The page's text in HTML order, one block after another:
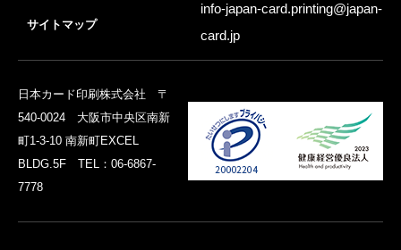
サイトマップ
info-japan-card.printing@japan-
card.jp
日本カード印刷株式会社 〒
540-0024 大阪市中央区南新
町1-3-10 南新町EXCEL
BLDG.5F TEL：06-6867-
7778